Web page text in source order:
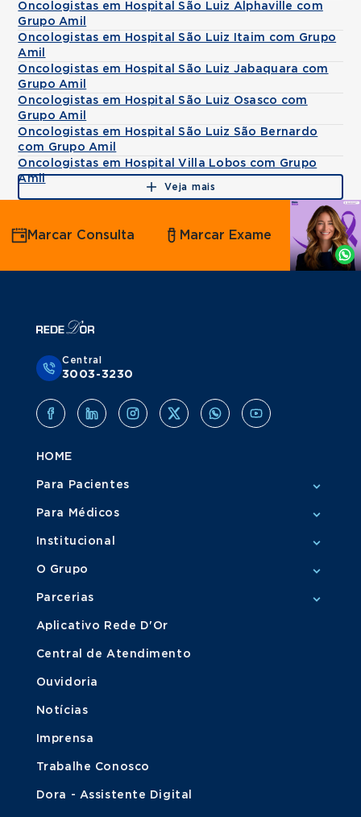
Oncologistas em Hospital São Luiz Alphaville com
Grupo Amil
Oncologistas em Hospital São Luiz Itaim com Grupo
Amil
Oncologistas em Hospital São Luiz Jabaquara com
Grupo Amil
Oncologistas em Hospital São Luiz Osasco com
Grupo Amil
Oncologistas em Hospital São Luiz São Bernardo
com Grupo Amil
Oncologistas em Hospital Villa Lobos com Grupo
Amil
Veja mais
Agende
por
Whatsapp
Marcar Consulta Marcar Exame
Central
3003-3230
HOME
Para Pacientes
Para Médicos
Institucional
O Grupo
Parcerias
Aplicativo Rede D'Or
Central de Atendimento
Ouvidoria
Notícias
Imprensa
Trabalhe Conosco
Dora - Assistente Digital